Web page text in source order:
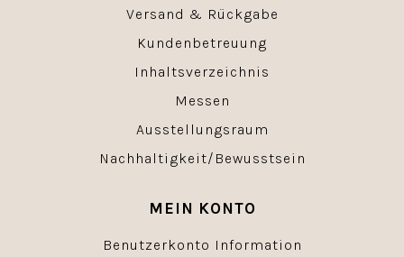
Versand & Rückgabe
Kundenbetreuung
Inhaltsverzeichnis
Messen
Ausstellungsraum
Nachhaltigkeit/Bewusstsein
MEIN KONTO
Benutzerkonto Information